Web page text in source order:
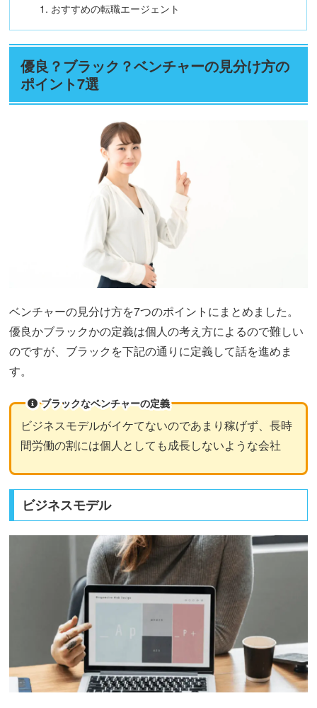
おすすめの転職エージェント
優良？ブラック？ベンチャーの見分け方の
ポイント7選
ベンチャーの見分け方を7つのポイントにまとめました。
優良かブラックかの定義は個人の考え方によるので難しい
のですが、ブラックを下記の通りに定義して話を進めま
す。
ブラックなベンチャーの定義
ビジネスモデルがイケてないのであまり稼げず、長時
間労働の割には個人としても成長しないような会社
ビジネスモデル